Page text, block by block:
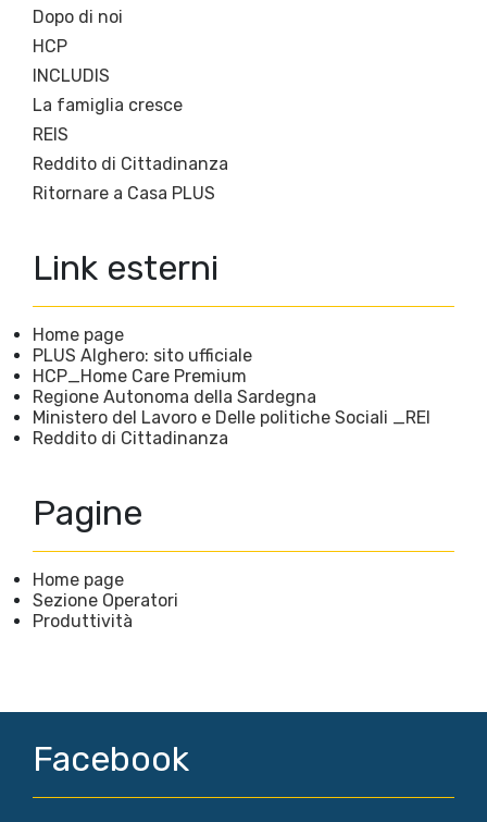
Dopo di noi
HCP
INCLUDIS
La famiglia cresce
REIS
Reddito di Cittadinanza
Ritornare a Casa PLUS
Link esterni
Home page
PLUS Alghero: sito ufficiale
HCP_Home Care Premium
Regione Autonoma della Sardegna
Ministero del Lavoro e Delle politiche Sociali _REI
Reddito di Cittadinanza
Pagine
Home page
Sezione Operatori
Produttività
Facebook